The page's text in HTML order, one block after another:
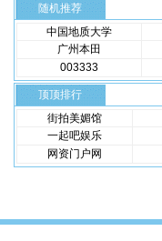
随机推荐
中国地质大学
广州本田
003333
顶顶排行
街拍美媚馆
一起吧娱乐
网资门户网